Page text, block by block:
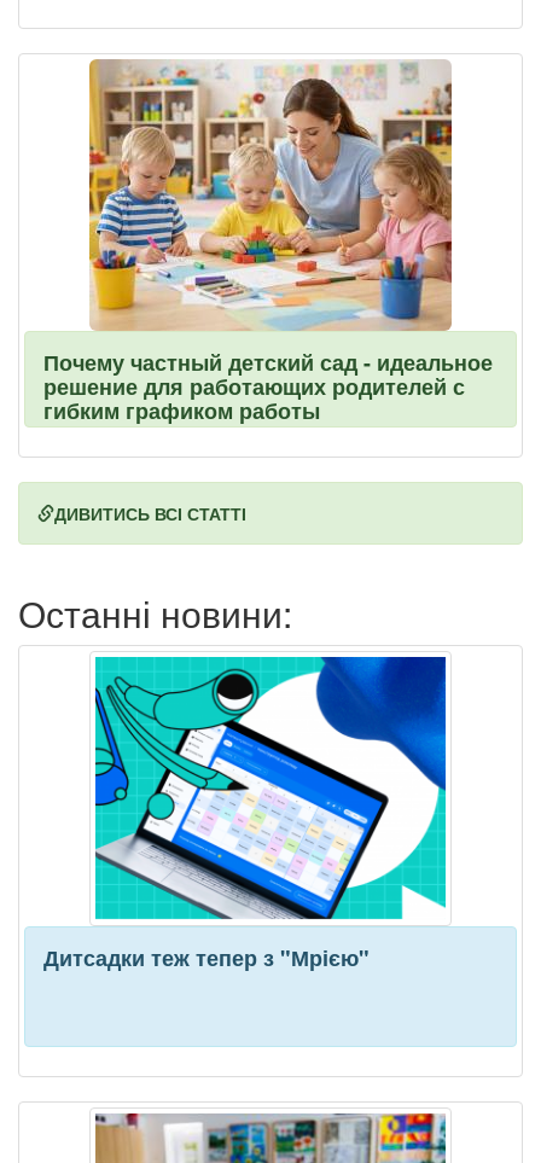
Почему частный детский сад - идеальное
решение для работающих родителей с
гибким графиком работы
ДИВИТИСЬ ВСІ СТАТТІ
Останні новини:
Дитсадки теж тепер з "Мрією"